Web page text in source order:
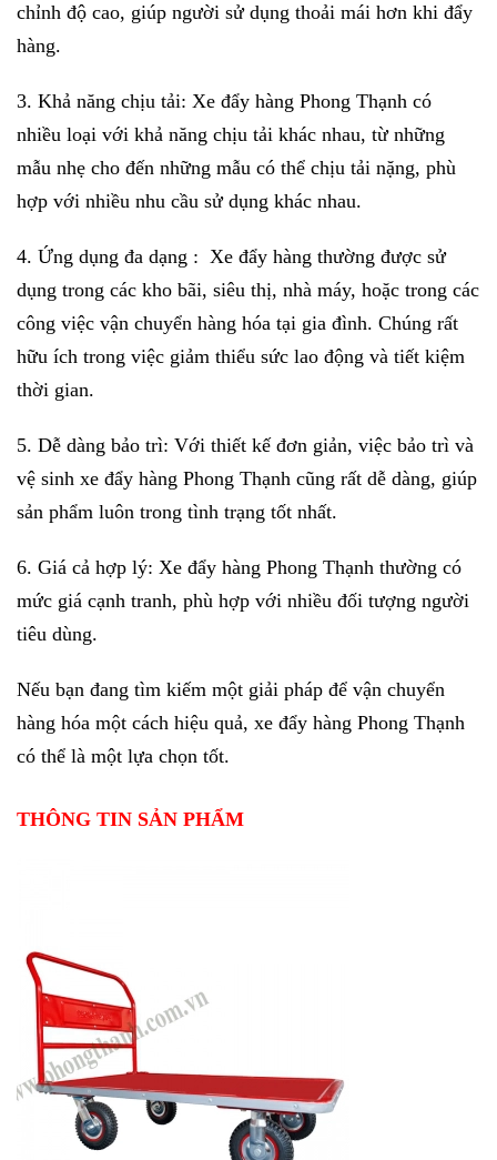
chỉnh độ cao, giúp người sử dụng thoải mái hơn khi đẩy
hàng.
3. Khả năng chịu tải: Xe đẩy hàng Phong Thạnh có
nhiều loại với khả năng chịu tải khác nhau, từ những
mẫu nhẹ cho đến những mẫu có thể chịu tải nặng, phù
hợp với nhiều nhu cầu sử dụng khác nhau.
4. Ứng dụng đa dạng : Xe đẩy hàng thường được sử
dụng trong các kho bãi, siêu thị, nhà máy, hoặc trong các
công việc vận chuyển hàng hóa tại gia đình. Chúng rất
hữu ích trong việc giảm thiểu sức lao động và tiết kiệm
thời gian.
5. Dễ dàng bảo trì: Với thiết kế đơn giản, việc bảo trì và
vệ sinh xe đẩy hàng Phong Thạnh cũng rất dễ dàng, giúp
sản phẩm luôn trong tình trạng tốt nhất.
6. Giá cả hợp lý: Xe đẩy hàng Phong Thạnh thường có
mức giá cạnh tranh, phù hợp với nhiều đối tượng người
tiêu dùng.
Nếu bạn đang tìm kiếm một giải pháp để vận chuyển
hàng hóa một cách hiệu quả, xe đẩy hàng Phong Thạnh
có thể là một lựa chọn tốt.
THÔNG TIN SẢN PHẨM